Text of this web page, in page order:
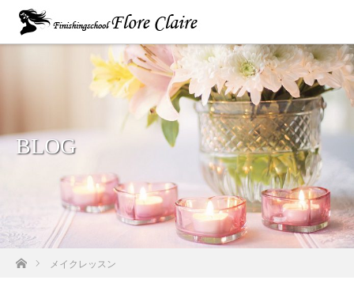
BLOG
ホーム メイクレッスン